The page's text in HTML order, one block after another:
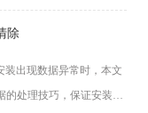
除
装出现数据异常时，本文
的处理技巧，保证安装顺